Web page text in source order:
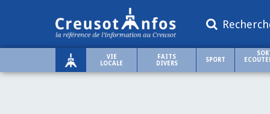
VIE
LOCALE
FAITS
DIVERS
SPORT